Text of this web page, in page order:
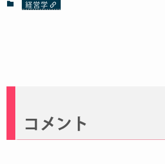
経営学
コメント